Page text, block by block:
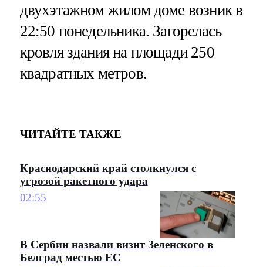
двухэтажном жилом доме возник в
22:50 понедельника. Загорелась
кровля здания на площади 250
квадратных метров.
ЧИТАЙТЕ ТАКЖЕ
Краснодарский край столкнулся с
угрозой ракетного удара
02:55
В Сербии назвали визит Зеленского в
Белград местью ЕС